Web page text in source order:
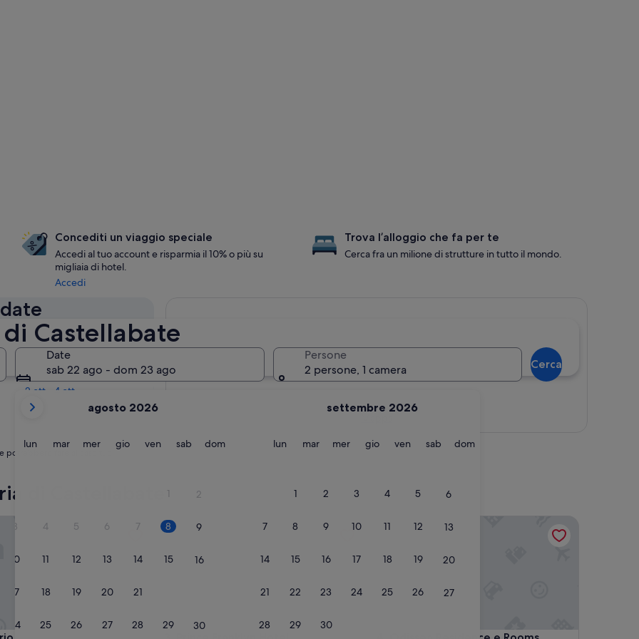
Castellabate
Date
sab 22 ago - dom 23 ago
mesi
momento
2026
e
September
agosto 2026
lunlunedì
marmartedì
mermercoledì
giogiovedì
venvenerdì
sabsabato
domdomenica
1 2
3 4 5 6 7 8 9
10 11 12 13 14 15 16
17 18 19 20 21
24 25 26 27 28 29 30
settembre 2026
lunlunedì
marmartedì
mermercoledì
giogiovedì
venvenerdì
sabsabato
domdomenica
1 2 3 4 5 6
7 8 9 10 11 12 13
14 15 16 17 18 19 20
21 22 23 24 25 26 27
28 29 30
Persone
2 persone, 1 camera
Cerca
Concediti un viaggio speciale
Accedi al tuo account e risparmia il 10% o più su
migliaia di hotel.
Accedi
Trova l’alloggio che fa per te
Cerca fra un milione di strutture in tutto il mondo.
Tra due settimane
21 ago - 23 ago
Tra due mesi
2 ott - 4 ott
fare al caso tuo
di Castellabate
Prince Franklyn Hotel Odissea Residence e Rooms